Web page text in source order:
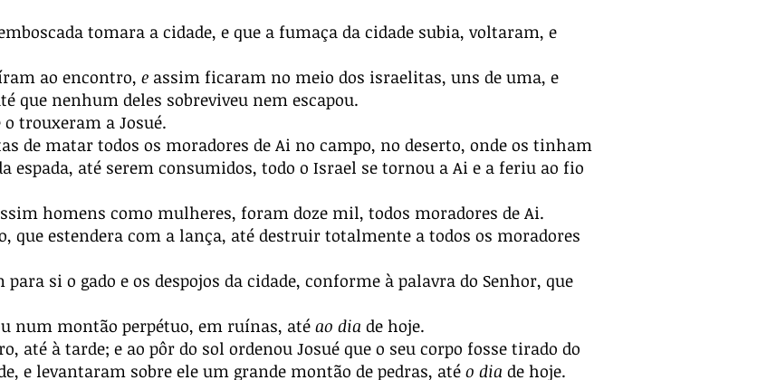
tomara a cidade, e que a fumaça da cidade subia, voltaram, e
ao encontro, e assim ficaram no meio dos israelitas, uns de uma, e
que nenhum deles sobreviveu nem escapou.
trouxeram a Josué.
de matar todos os moradores de Ai no campo, no deserto, onde os tinham
espada, até serem consumidos, todo o Israel se tornou a Ai e a feriu ao fio
homens como mulheres, foram doze mil, todos moradores de Ai.
que estendera com a lança, até destruir totalmente a todos os moradores
si o gado e os despojos da cidade, conforme à palavra do Senhor, que
num montão perpétuo, em ruínas, até ao dia de hoje.
até à tarde; e ao pôr do sol ordenou Josué que o seu corpo fosse tirado do
e levantaram sobre ele um grande montão de pedras, até o dia de hoje.